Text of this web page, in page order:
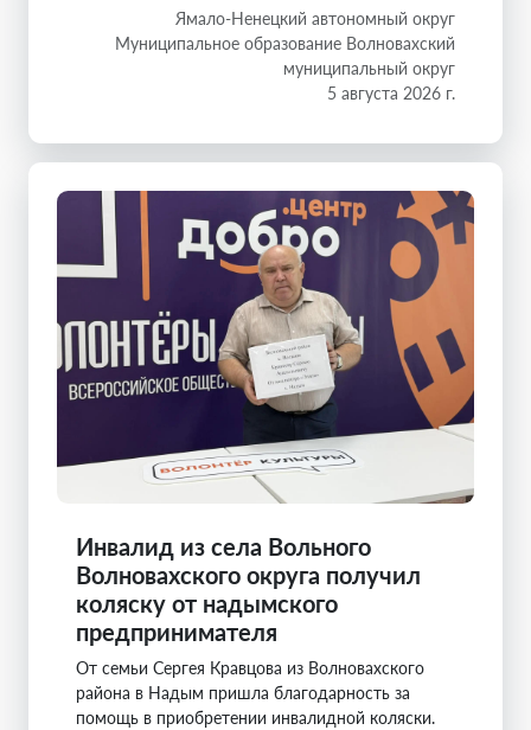
Ямало-Ненецкий автономный округ
Муниципальное образование Волновахский
муниципальный округ
5 августа 2026 г.
Инвалид из села Вольного
Волновахского округа получил
коляску от надымского
предпринимателя
От семьи Сергея Кравцова из Волновахского
района в Надым пришла благодарность за
помощь в приобретении инвалидной коляски.